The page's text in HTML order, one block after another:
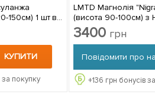
1 шт в
КУПИТИ
за покупку
LMTD Магнолія
(висота 90-100см) з Нідерландів 1
саджанець в упаковці
3400 грн
Повідомити про
+136 грн бонусів